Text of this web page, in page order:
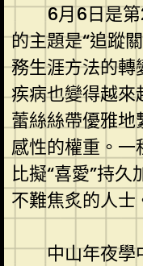
6月6日是
的主題是“追蹤
務生涯方法的轉
疾病也變得越來
蕾絲絲帶優雅地
感性的權重。一
比擬“喜愛”持久
不難焦炙的人士
中山年夜學